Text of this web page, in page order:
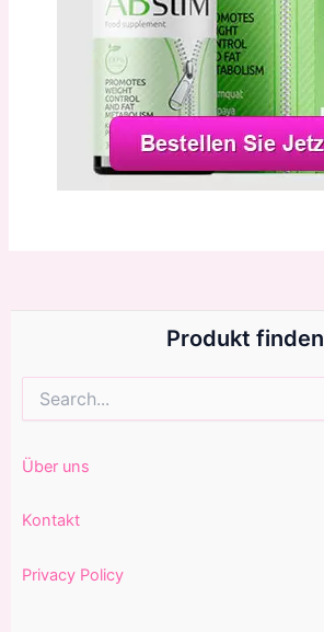
Produkt finden
nach:
Über uns
Kontakt
Privacy Policy